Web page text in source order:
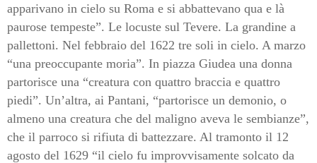
apparivano in cielo su Roma e si abbattevano qua e là
paurose tempeste”. Le locuste sul Tevere. La grandine a
pallettoni. Nel febbraio del 1622 tre soli in cielo. A marzo
“una preoccupante moria”. In piazza Giudea una donna
partorisce una “creatura con quattro braccia e quattro
piedi”. Un’altra, ai Pantani, “partorisce un demonio, o
almeno una creatura che del maligno aveva le sembianze”,
che il parroco si rifiuta di battezzare. Al tramonto il 12
agosto del 1629 “il cielo fu improvvisamente solcato da